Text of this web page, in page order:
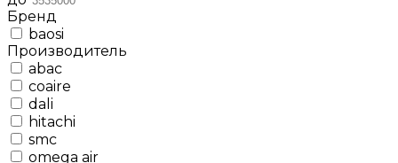
Бренд
baosi
Производитель
abac
coaire
dali
hitachi
smc
omega air